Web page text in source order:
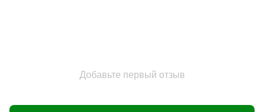
Добавьте первый отзыв